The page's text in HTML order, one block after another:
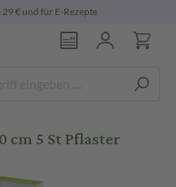
E-Rezepte
cm 5 St Pflaster